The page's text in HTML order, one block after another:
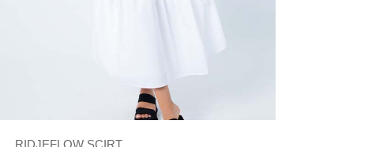
RIDJEFLOW SCIRT